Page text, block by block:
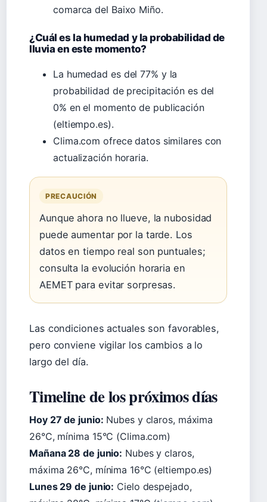
comarca del Baixo Miño.
¿Cuál es la humedad y la probabilidad de
lluvia en este momento?
La humedad es del 77% y la
probabilidad de precipitación es del
0% en el momento de publicación
(eltiempo.es).
Clima.com ofrece datos similares con
actualización horaria.
PRECAUCIÓN
Aunque ahora no llueve, la nubosidad
puede aumentar por la tarde. Los
datos en tiempo real son puntuales;
consulta la evolución horaria en
AEMET para evitar sorpresas.
Las condiciones actuales son favorables,
pero conviene vigilar los cambios a lo
largo del día.
Timeline de los próximos días
Hoy 27 de junio: Nubes y claros, máxima
26°C, mínima 15°C (Clima.com)
Mañana 28 de junio: Nubes y claros,
máxima 26°C, mínima 16°C (eltiempo.es)
Lunes 29 de junio: Cielo despejado,